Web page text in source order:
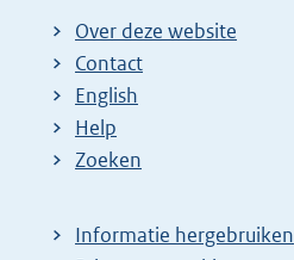
Over deze website
Contact
English
Help
Zoeken
Informatie hergebruiken